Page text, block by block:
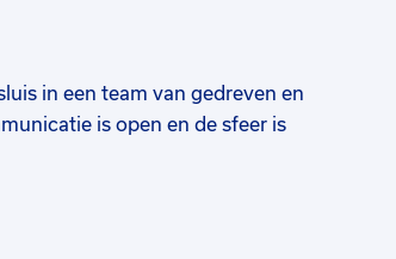
in een team van gedreven en
is open en de sfeer is